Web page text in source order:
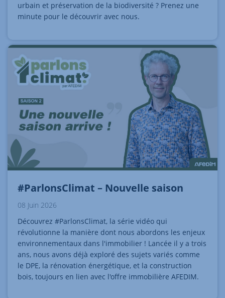
urbain et préservation de la biodiversité ? Prenez une
minute pour le découvrir avec nous.
#ParlonsClimat – Nouvelle saison
08 Juin 2026
Découvrez #ParlonsClimat, la série vidéo qui
révolutionne la manière dont nous abordons les enjeux
environnementaux dans l'immobilier ! Lancée il y a trois
ans, nous avons déjà exploré des sujets variés comme
le DPE, la rénovation énergétique, et la construction
bois, toujours en lien avec l'offre immobilière AFEDIM.